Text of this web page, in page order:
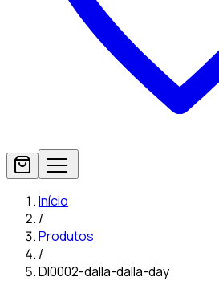
Início
/
Produtos
/
Dl0002-dalla-dalla-day